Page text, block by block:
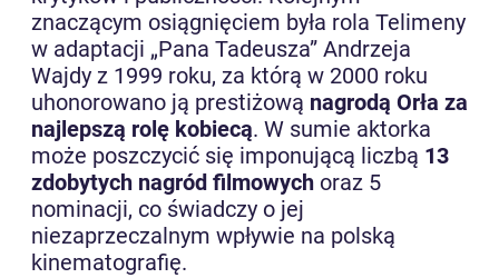
znaczącym osiągnięciem była rola Telimeny
w adaptacji „Pana Tadeusza” Andrzeja
Wajdy z 1999 roku, za którą w 2000 roku
uhonorowano ją prestiżową nagrodą Orła za
najlepszą rolę kobiecą. W sumie aktorka
może poszczycić się imponującą liczbą 13
zdobytych nagród filmowych oraz 5
nominacji, co świadczy o jej
niezaprzeczalnym wpływie na polską
kinematografię.